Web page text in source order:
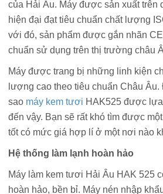
của Hải Âu. Máy được sản xuất trên
hiện đại đạt tiêu chuẩn chất lượng
với đó, sản phẩm được gắn nhãn
chuẩn sử dụng trên thị trường châu
Máy được trang bị những linh kiện
lượng cao theo tiêu chuẩn Châu
sao máy kem tươi HAK525 được
đến vậy. Bạn sẽ rất khó tìm được
tốt có mức giá hợp lí ở một nơi nào
Hệ thống làm lạnh hoàn hảo
Máy làm kem tươi Hải Âu HAK 525
hoàn hảo, bền bỉ. Máy nén nhập